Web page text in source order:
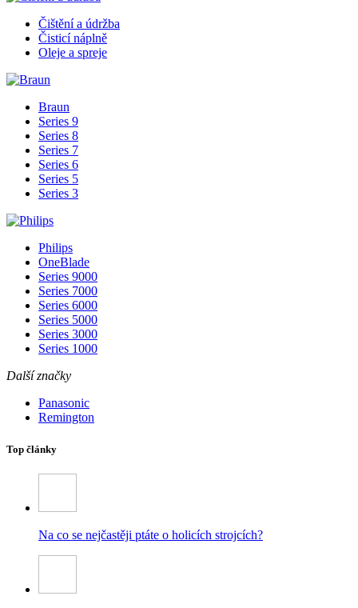
Čištění a údržba
Čisticí náplně
Oleje a spreje
Braun
Series 9
Series 8
Series 7
Series 6
Series 5
Series 3
Philips
OneBlade
Series 9000
Series 7000
Series 6000
Series 5000
Series 3000
Series 1000
Další značky
Panasonic
Remington
Top články
Na co se nejčastěji ptáte o holicích strojcích?